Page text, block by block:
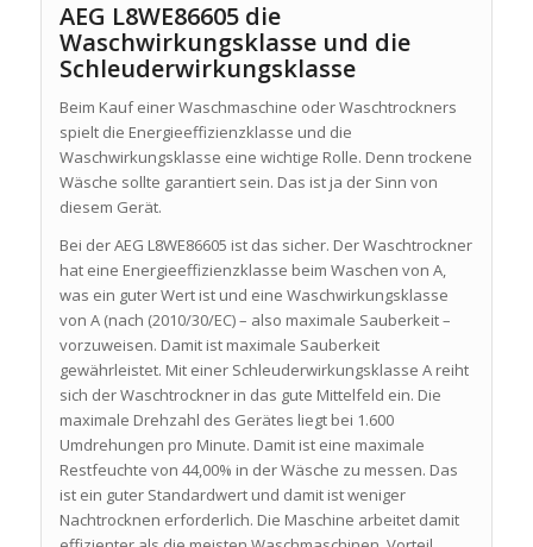
AEG L8WE86605 die
Waschwirkungsklasse und die
Schleuderwirkungsklasse
Beim Kauf einer Waschmaschine oder Waschtrockners
spielt die Energieeffizienzklasse und die
Waschwirkungsklasse eine wichtige Rolle. Denn trockene
Wäsche sollte garantiert sein. Das ist ja der Sinn von
diesem Gerät.
Bei der AEG L8WE86605 ist das sicher. Der Waschtrockner
hat eine Energieeffizienzklasse beim Waschen von A,
was ein guter Wert ist und eine Waschwirkungsklasse
von A (nach (2010/30/EC) – also maximale Sauberkeit –
vorzuweisen. Damit ist maximale Sauberkeit
gewährleistet. Mit einer Schleuderwirkungsklasse A reiht
sich der Waschtrockner in das gute Mittelfeld ein. Die
maximale Drehzahl des Gerätes liegt bei 1.600
Umdrehungen pro Minute. Damit ist eine maximale
Restfeuchte von 44,00% in der Wäsche zu messen. Das
ist ein guter Standardwert und damit ist weniger
Nachtrocknen erforderlich. Die Maschine arbeitet damit